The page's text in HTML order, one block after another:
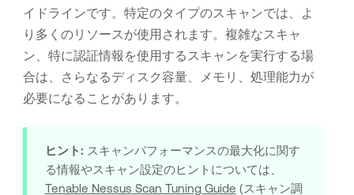
イドラインです。特定のタイプのスキャンでは、よ
り多くのリソースが使用されます。複雑なスキャ
ン、特に認証情報を使用するスキャンを実行する場
合は、さらなるディスク容量、メモリ、処理能力が
必要になることがあります。
ヒント: スキャンパフォーマンスの最大化に関す
る情報やスキャン設定のヒントについては、
Tenable Nessus Scan Tuning Guide (スキャン調